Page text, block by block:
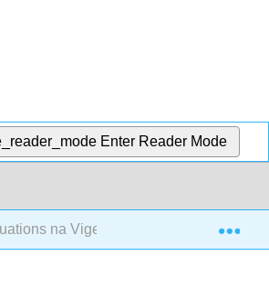
Enter Reader Mode
na Vigezo na Constants Pande